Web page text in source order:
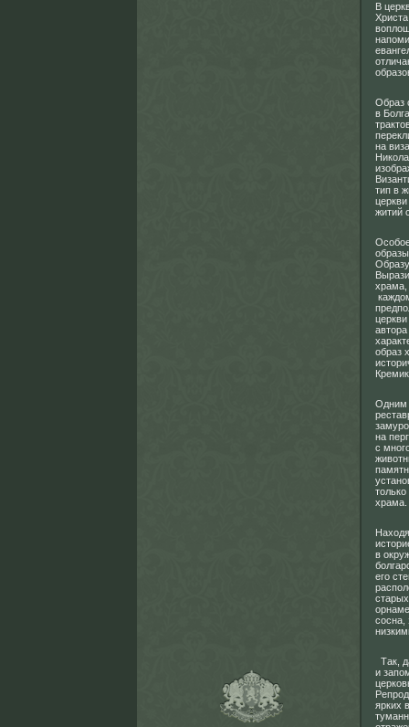
В
Образ
в
на
тип в
житий
храма,
образ
Одним
на
с
храма.
в
его
сосна,
Так,
и
ярких